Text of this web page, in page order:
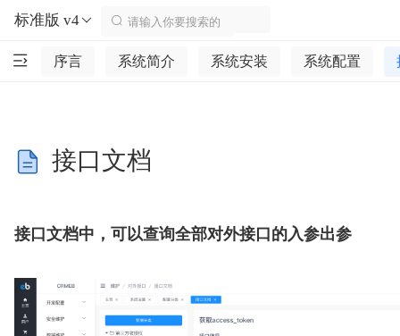
标准版 v4
序言 系统简介 系统安装 系统配置
接口文档
接口文档中，可以查询全部对外接口的入参出参